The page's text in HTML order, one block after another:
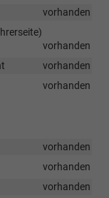
vorhanden
vorhanden
vorhanden
vorhanden
vorhanden
vorhanden
vorhanden